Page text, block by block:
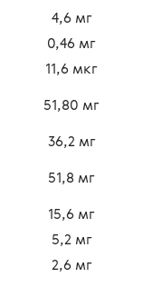
4,6 мг
0,46 мг
11,6 мкг
51,80 мг
36,2 мг
51,8 мг
15,6 мг
5,2 мг
2,6 мг